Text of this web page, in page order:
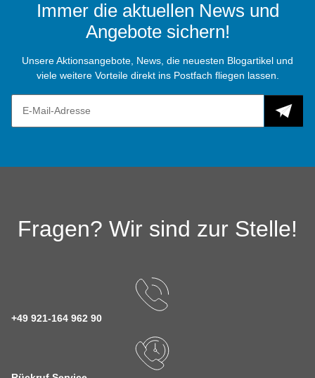
Immer die aktuellen News und
Angebote sichern!
Unsere Aktionsangebote, News, die neuesten Blogartikel und
viele weitere Vorteile direkt ins Postfach fliegen lassen.
Fragen? Wir sind zur Stelle!
+49 921-164 962 90